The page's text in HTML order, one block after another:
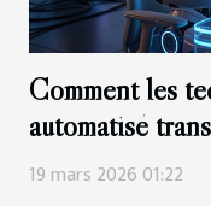
Comment les
automatisé
communication
19 mars 2026 01:22